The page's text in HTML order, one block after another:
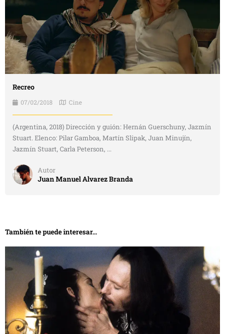
Recreo
07/02/2018 Cine
(Argentina, 2018) Dirección y guión: Hernán Guerschuny, Jazmín
Stuart. Elenco: Pilar Gamboa, Martín Slipak, Juan Minujín,
Jazmín Stuart, Carla Peterson, ...
Autor
Juan Manuel Alvarez Branda
También te puede interesar...